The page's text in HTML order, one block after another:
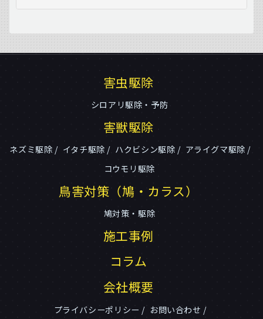
害虫駆除
シロアリ駆除・予防
害獣駆除
ネズミ駆除 イタチ駆除 ハクビシン駆除
アライグマ駆除
コウモリ駆除
鳥害対策（鳩・カラス）
鳩対策・駆除
施工事例
コラム
会社概要
プライバシーポリシー お問い合わせ